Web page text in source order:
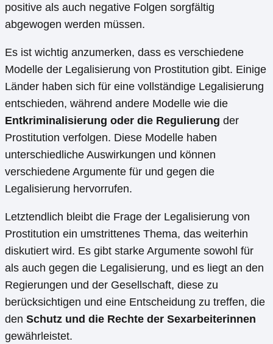
positive als auch negative Folgen sorgfältig
abgewogen werden müssen.
Es ist wichtig anzumerken, dass es verschiedene
Modelle der Legalisierung von Prostitution gibt. Einige
Länder haben sich für eine vollständige Legalisierung
entschieden, während andere Modelle wie die
Entkriminalisierung oder die Regulierung der
Prostitution verfolgen. Diese Modelle haben
unterschiedliche Auswirkungen und können
verschiedene Argumente für und gegen die
Legalisierung hervorrufen.
Letztendlich bleibt die Frage der Legalisierung von
Prostitution ein umstrittenes Thema, das weiterhin
diskutiert wird. Es gibt starke Argumente sowohl für
als auch gegen die Legalisierung, und es liegt an den
Regierungen und der Gesellschaft, diese zu
berücksichtigen und eine Entscheidung zu treffen, die
den Schutz und die Rechte der Sexarbeiterinnen
gewährleistet.